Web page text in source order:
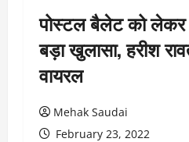
पोस्टल बैलेट को
बड़ा खुलासा, हरीश
वायरल
Mehak Saudai
February 23, 2022